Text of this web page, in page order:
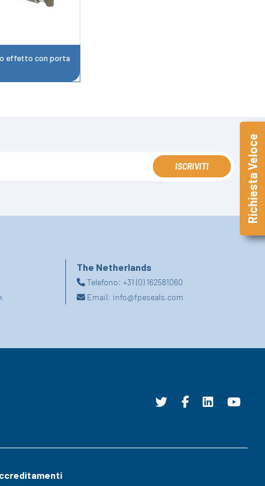
effetto con porta
ISCRIVITI
The Netherlands
Telefono:+31 (0) 162581060
Email: info@fpeseals.com
Richiesta Veloce